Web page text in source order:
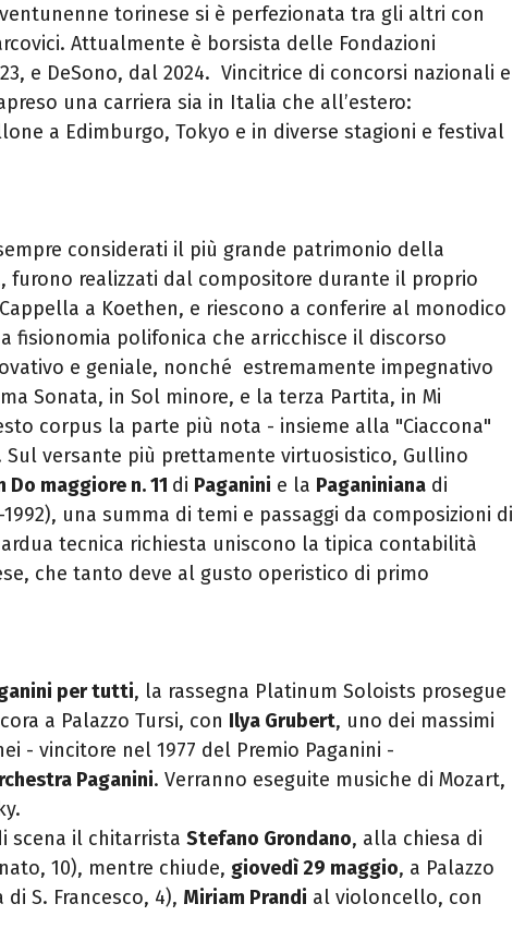
torinese si è perfezionata tra gli altri con
Attualmente è borsista delle Fondazioni
e DeSono, dal 2024. Vincitrice di concorsi nazionali e
una carriera sia in Italia che all’estero:
a Edimburgo, Tokyo e in diverse stagioni e festival
considerati il più grande patrimonio della
furono realizzati dal compositore durante il proprio
a Koethen, e riescono a conferire al monodico
fisionomia polifonica che arricchisce il discorso
e geniale, nonché estremamente impegnativo
Sonata, in Sol minore, e la terza Partita, in Mi
corpus la parte più nota - insieme alla "Ciaccona"
Sul versante più prettamente virtuosistico, Gullino
Do maggiore n. 11 di Paganini e la Paganiniana di
1992), una summa di temi e passaggi da composizioni di
tecnica richiesta uniscono la tipica contabilità
che tanto deve al gusto operistico di primo
per tutti, la rassegna Platinum Soloists prosegue
a Palazzo Tursi, con Ilya Grubert, uno dei massimi
- vincitore nel 1977 del Premio Paganini -
Paganini. Verranno eseguite musiche di Mozart,
scena il chitarrista Stefano Grondano, alla chiesa di
10), mentre chiude, giovedì 29 maggio, a Palazzo
di S. Francesco, 4), Miriam Prandi al violoncello, con